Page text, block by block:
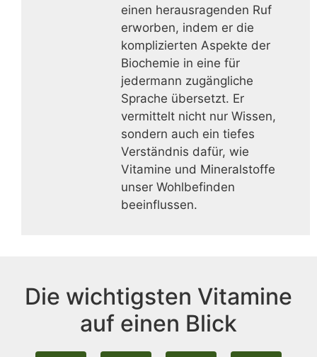
einen herausragenden Ruf
erworben, indem er die
komplizierten Aspekte der
Biochemie in eine für
jedermann zugängliche
Sprache übersetzt. Er
vermittelt nicht nur Wissen,
sondern auch ein tiefes
Verständnis dafür, wie
Vitamine und Mineralstoffe
unser Wohlbefinden
beeinflussen.
Die wichtigsten Vitamine
auf einen Blick